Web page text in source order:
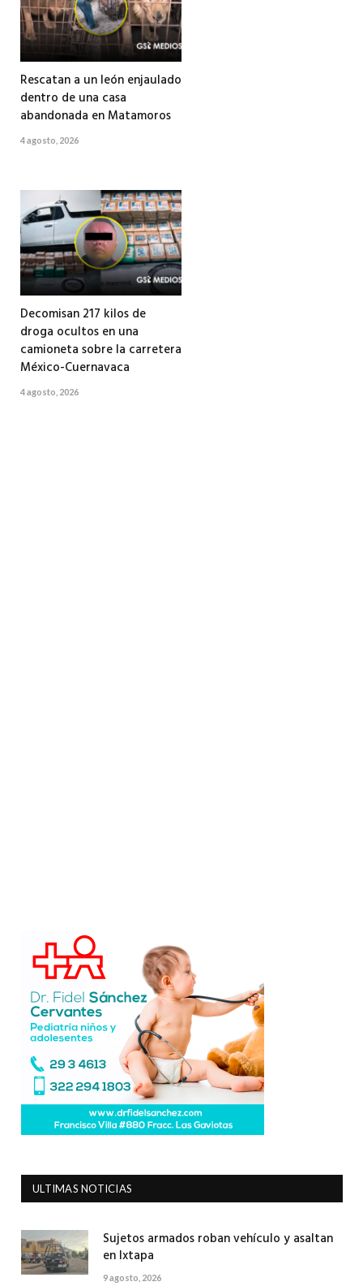
Rescatan a un león enjaulado
dentro de una casa
abandonada en Matamoros
4 agosto, 2026
Decomisan 217 kilos de
droga ocultos en una
camioneta sobre la carretera
México-Cuernavaca
4 agosto, 2026
ULTIMAS NOTICIAS
Sujetos armados roban vehículo y asaltan
en Ixtapa
9 agosto, 2026